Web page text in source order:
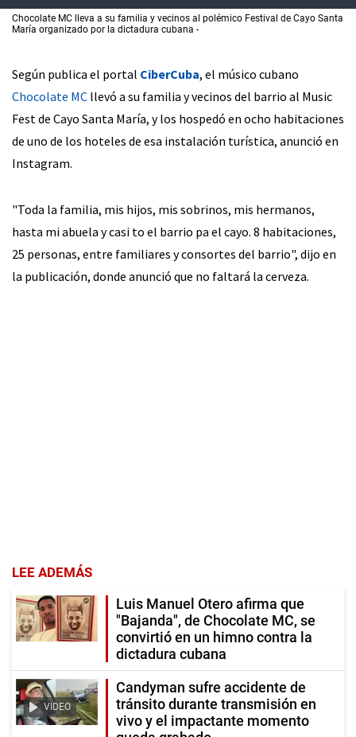
Chocolate MC lleva a su familia y vecinos al polémico Festival de Cayo Santa
María organizado por la dictadura cubana
Según publica el portal CiberCuba, el músico cubano
Chocolate MC llevó a su familia y vecinos del barrio al Music
Fest de Cayo Santa María, y los hospedó en ocho habitaciones
de uno de los hoteles de esa instalación turística, anunció en
Instagram.
"Toda la familia, mis hijos, mis sobrinos, mis hermanos,
hasta mi abuela y casi to el barrio pa el cayo. 8 habitaciones,
25 personas, entre familiares y consortes del barrio", dijo en
la publicación, donde anunció que no faltará la cerveza.
LEE ADEMÁS
Luis Manuel Otero afirma que
"Bajanda", de Chocolate MC, se
convirtió en un himno contra la
dictadura cubana
VIDEO
Candyman sufre accidente de
tránsito durante transmisión en
vivo y el impactante momento